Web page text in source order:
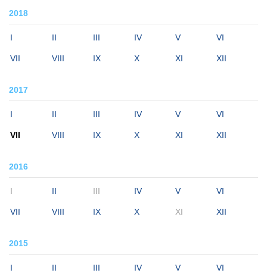
2018
I II III IV V VI
VII VIII IX X XI XII
2017
I II III IV V VI
VII VIII IX X XI XII
2016
I II III IV V VI
VII VIII IX X XI XII
2015
I II III IV V VI